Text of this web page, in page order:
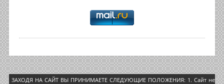
ЗАХОДЯ НА САЙТ ВЫ ПРИНИМАЕТЕ СЛЕДУЮЩИЕ ПОЛОЖЕНИЯ: 1. Сайт не